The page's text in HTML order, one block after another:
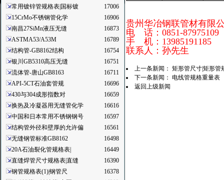
常用镀锌管规格表|国标镀
17006
15CrMo不锈钢管化学
16906
南昌27SiMn液压无缝
16873
ASTMA53/A53M
16789
结构管-GB8162结构
16754
银川GB5310高压无缝
16751
流体管-唐山GB8163
16711
API-5CT石油套管规
16696
430与304成形指数对
16659
换热及冷凝器用无缝管化学
16616
中国和日本常用不锈钢钢号
16597
结构管外径和壁厚的允许偏
16561
无缝钢管标准GB8162
16498
20A石油裂化管规格表|
16449
直缝焊管尺寸规格表|直缝
16390
钢管规格表(1)|钢管尺
16378
贵州华冶钢联管材有限
电 话：0851-87975109
手 机：13985191185
联系人：孙先生
上一条新闻： 矩形管尺寸|矩形管
下一条新闻： 电线管规格重量表
返回上级新闻